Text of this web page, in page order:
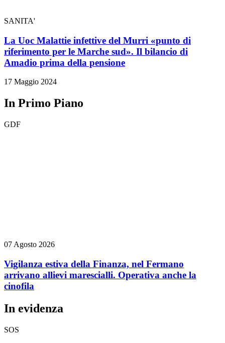
SANITA'
La Uoc Malattie infettive del Murri «punto di
riferimento per le Marche sud». Il bilancio di
Amadio prima della pensione
17 Maggio 2024
In Primo Piano
GDF
07 Agosto 2026
Vigilanza estiva della Finanza, nel Fermano
arrivano allievi marescialli. Operativa anche la
cinofila
In evidenza
SOS